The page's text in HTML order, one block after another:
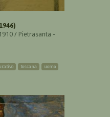
/ Pietrasanta -
toscana uomo